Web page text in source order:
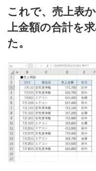
これで、売上表
上金額の合計を
た。